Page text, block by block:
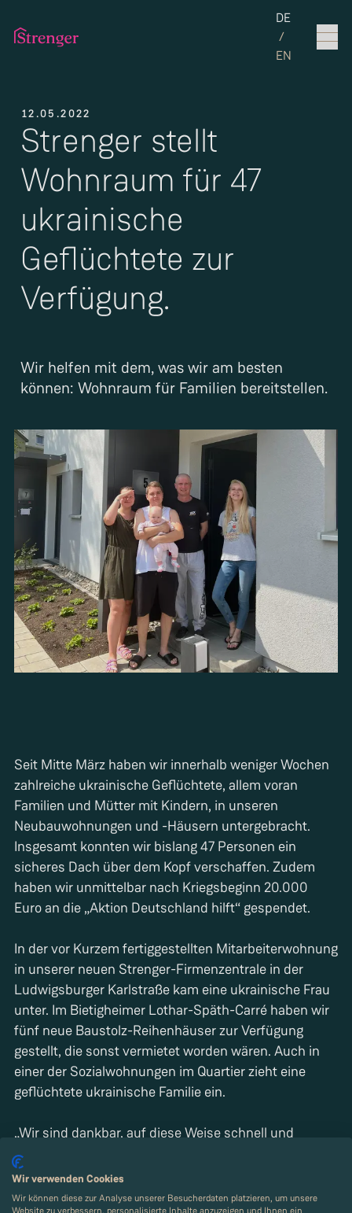
Set the
DE
/
EN
12.05.2022
Strenger stellt
Wohnraum für 47
ukrainische
Geflüchtete zur
Verfügung.
Wir helfen mit dem, was wir am besten
können: Wohnraum für Familien bereitstellen.
Seit Mitte März haben wir innerhalb weniger Wochen
zahlreiche ukrainische Geflüchtete, allem voran
Familien und Mütter mit Kindern, in unseren
Neubauwohnungen und -Häusern untergebracht.
Insgesamt konnten wir bislang 47 Personen ein
sicheres Dach über dem Kopf verschaffen. Zudem
haben wir unmittelbar nach Kriegsbeginn 20.000
Euro an die „Aktion Deutschland hilft“ gespendet.
In der vor Kurzem fertiggestellten Mitarbeiterwohnung
in unserer neuen Strenger-Firmenzentrale in der
Ludwigsburger Karlstraße kam eine ukrainische Frau
unter. Im Bietigheimer Lothar-Späth-Carré haben wir
fünf neue Baustolz-Reihenhäuser zur Verfügung
gestellt, die sonst vermietet worden wären. Auch in
einer der Sozialwohnungen im Quartier zieht eine
geflüchtete ukrainische Familie ein.
„Wir sind dankbar, auf diese Weise schnell und
unbürokratisch helfen zu können“, erklärt
Geschäftsführerin Dr. Lis Hannemann-Strenger. Sie
hat selbst eine der Familien mit ihrem erkrankten
Wir verwenden Cookies
Wir können diese zur Analyse unserer Besucherdaten platzieren, um unsere